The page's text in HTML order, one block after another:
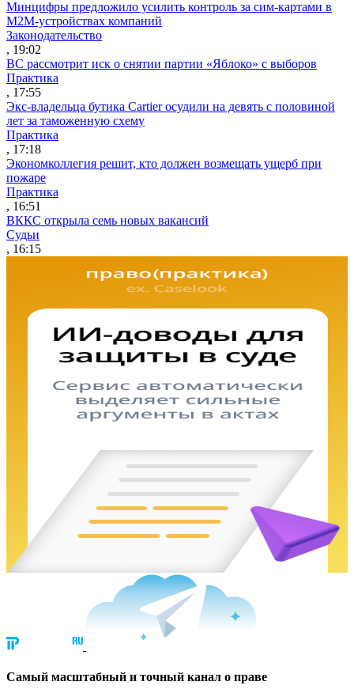
Минцифры предложило усилить контроль за сим-картами в
M2M-устройствах компаний
Законодательство
, 19:02
ВС рассмотрит иск о снятии партии «Яблоко» с выборов
Практика
, 17:55
Экс-владельца бутика Cartier осудили на девять с половиной
лет за таможенную схему
Практика
, 17:18
Экономколлегия решит, кто должен возмещать ущерб при
пожаре
Практика
, 16:51
ВККС открыла семь новых вакансий
Судьи
, 16:15
Cамый масштабный и точный канал о праве